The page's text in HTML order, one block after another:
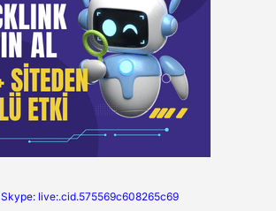
Skype: live:.cid.575569c608265c69